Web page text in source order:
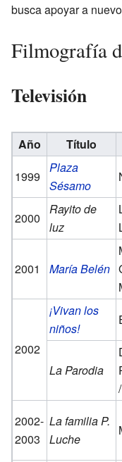
busca apoyar a
Filmografía
Televisión
Año Título
1999
Plaza
Sésamo
2000
Rayito de
luz
2001 María Belén
2002
¡Vivan los
niños!
La Parodia
2002-
2003
La familia P.
Luche